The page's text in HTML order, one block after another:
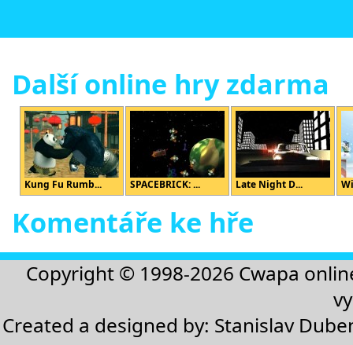
Další online hry zdarma
Kung Fu Rumb... SPACEBRICK: ... Late Night D...
Komentáře ke hře
Copyright © 1998-2026 Cwapa
Created a designed by: Stanislav